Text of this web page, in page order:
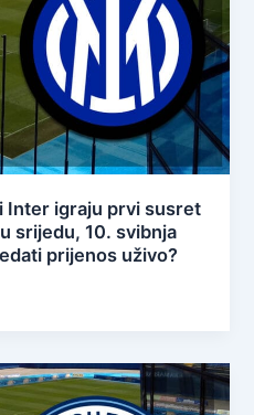
Inter igraju prvi susret
srijedu, 10. svibnja
prijenos uživo?